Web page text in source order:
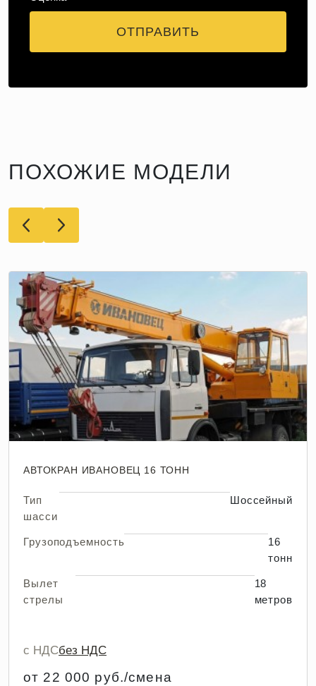
ОТПРАВИТЬ
ПОХОЖИЕ МОДЕЛИ
АВТОКРАН ИВАНОВЕЦ 16 ТОНН
Тип
шасси
Шоссейный
Грузоподъемность
16
тонн
Вылет
стрелы
18
метров
с НДСбез НДС
от 22 000 руб./смена